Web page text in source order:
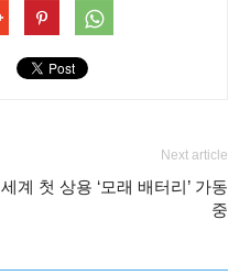
Next article
세계 첫 상용 ‘모래 배터리’ 가동
중